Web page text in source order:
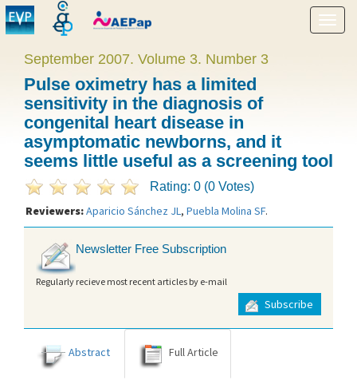
Show
menu
September 2007. Volume 3. Number 3
Pulse oximetry has a limited
sensitivity in the diagnosis of
congenital heart disease in
asymptomatic newborns, and it
seems little useful as a screening tool
Rating: 0 (0 Votes)
Reviewers:Aparicio Sánchez JL, Puebla Molina SF.
Newsletter Free Subscription
Regularly recieve most recent articles by e-mail
Subscribe
Abstract Full Article